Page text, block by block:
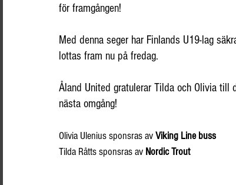
för framgången!
Med denna seger har Finlands U19-lag
lottas fram nu på fredag.
Åland United gratulerar Tilda och Olivia
nästa omgång!
Olivia Ulenius sponsras av Viking Line buss
Tilda Råtts sponsras av Nordic Trout